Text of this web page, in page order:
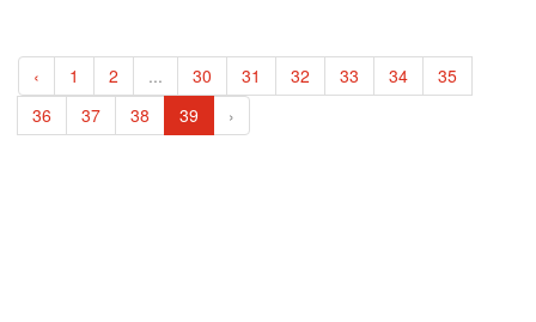
‹ 1 2 ... 30 31 32 33 34
35
36
37 38 39 ›